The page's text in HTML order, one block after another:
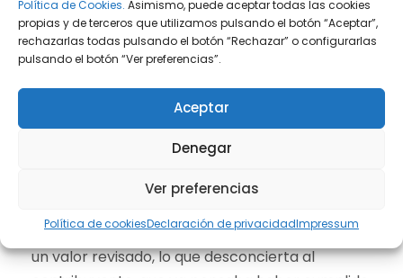
Política de Cookies. Asimismo, puede aceptar todas las cookies
propias y de terceros que utilizamos pulsando el botón “Aceptar”,
rechazarlas todas pulsando el botón “Rechazar” o configurarlas
pulsando el botón “Ver preferencias”.
Aceptar
Denegar
Ver preferencias
Política de cookiesDeclaración de privacidadImpressum
Revisión de los valores catastrales y
nuevas liquidaciones
Otra situación común es que, después de haber
valor catastralde los terrenos.
Esto puede generar nuevas liquidaciones sobre
un valor revisado, lo que desconcierta al